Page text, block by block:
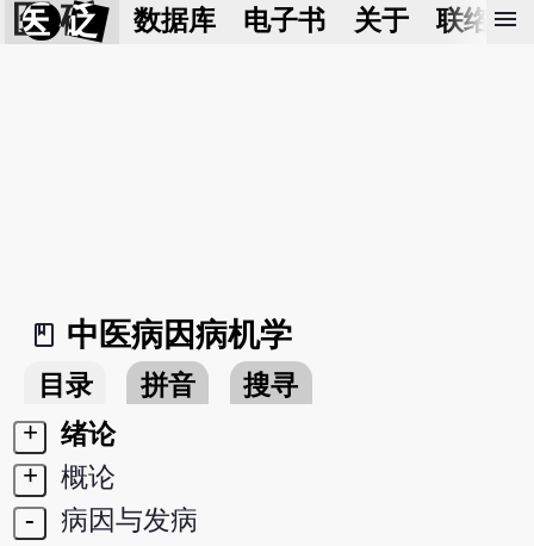
医 砭 数据库 电子书 关于 联络我
menu
book_2
中医病因病机学
目录 拼音
搜寻
+
绪论
+
概论
-
病因与发病